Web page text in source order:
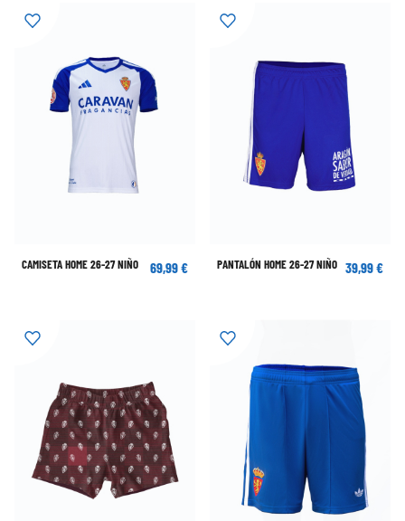
CAMISETA HOME 26-27 NIÑO 69,99 € PANTALÓN HOME 26-27 NIÑO 39,99 €